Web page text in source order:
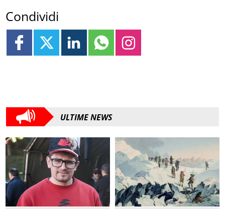
Condividi
ULTIME NEWS